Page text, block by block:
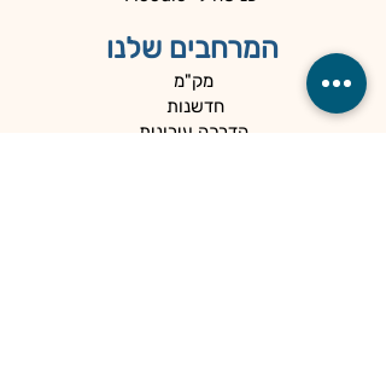
המרחבים שלנו
מק"מ
חדשנות
הדרכה עירונית